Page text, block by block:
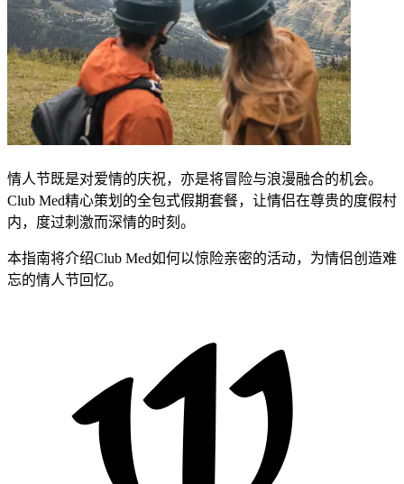
​​情人节既是对爱情的庆祝，亦是将冒险与浪漫融合的机会。
Club Med精心策划的全包式假期套餐，让情侣在尊贵的度假村
内，度过刺激而深情的时刻。​
​​本指南将介绍Club Med如何以惊险亲密的活动，为情侣创造难
忘的情人节回忆。​